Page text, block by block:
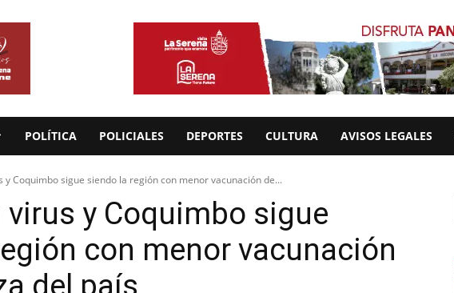
POLÍTICA POLICIALES DEPORTES CULTURA AVISOS LEGALES
y Coquimbo sigue siendo la región con menor vacunación de...
y Coquimbo sigue
con menor vacunación
del país